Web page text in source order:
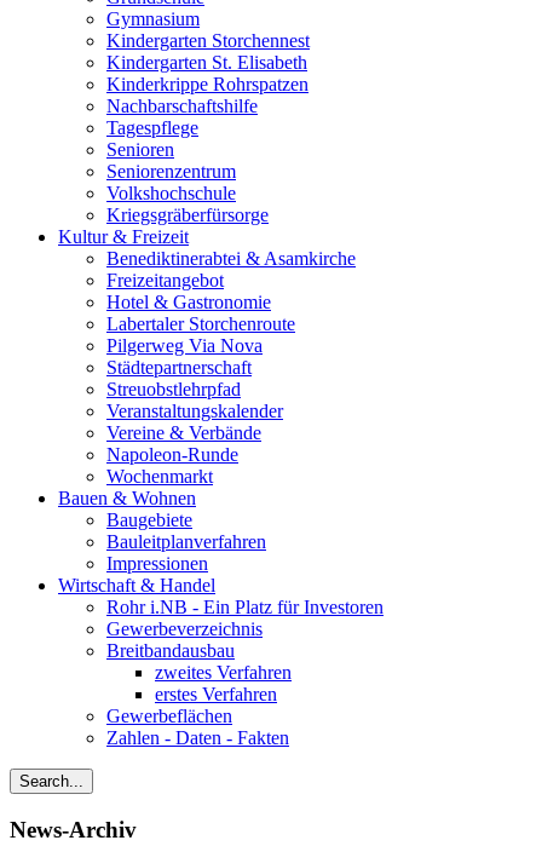
Gymnasium
Kindergarten Storchennest
Kindergarten St. Elisabeth
Kinderkrippe Rohrspatzen
Nachbarschaftshilfe
Tagespflege
Senioren
Seniorenzentrum
Volkshochschule
Kriegsgräberfürsorge
Kultur & Freizeit
Benediktinerabtei & Asamkirche
Freizeitangebot
Hotel & Gastronomie
Labertaler Storchenroute
Pilgerweg Via Nova
Städtepartnerschaft
Streuobstlehrpfad
Veranstaltungskalender
Vereine & Verbände
Napoleon-Runde
Wochenmarkt
Bauen & Wohnen
Baugebiete
Bauleitplanverfahren
Impressionen
Wirtschaft & Handel
Rohr i.NB - Ein Platz für Investoren
Gewerbeverzeichnis
Breitbandausbau
zweites Verfahren
erstes Verfahren
Gewerbeflächen
Zahlen - Daten - Fakten
News-Archiv